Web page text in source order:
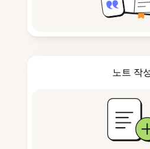
노트 작